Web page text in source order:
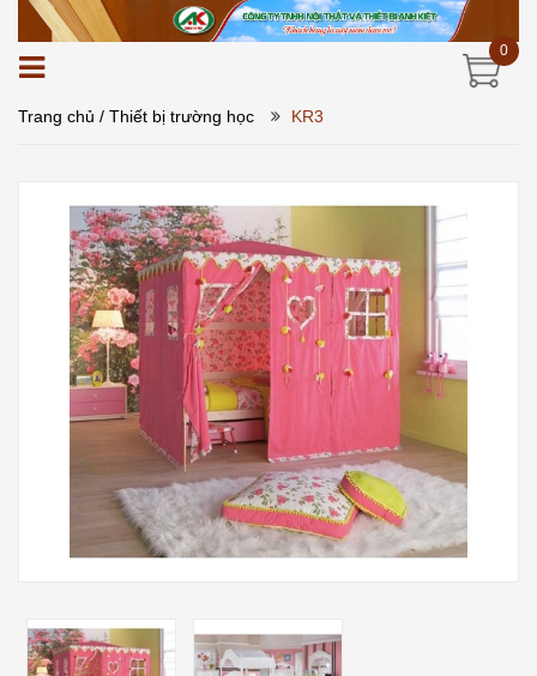
0
Trang chủ / Thiết bị trường học KR3